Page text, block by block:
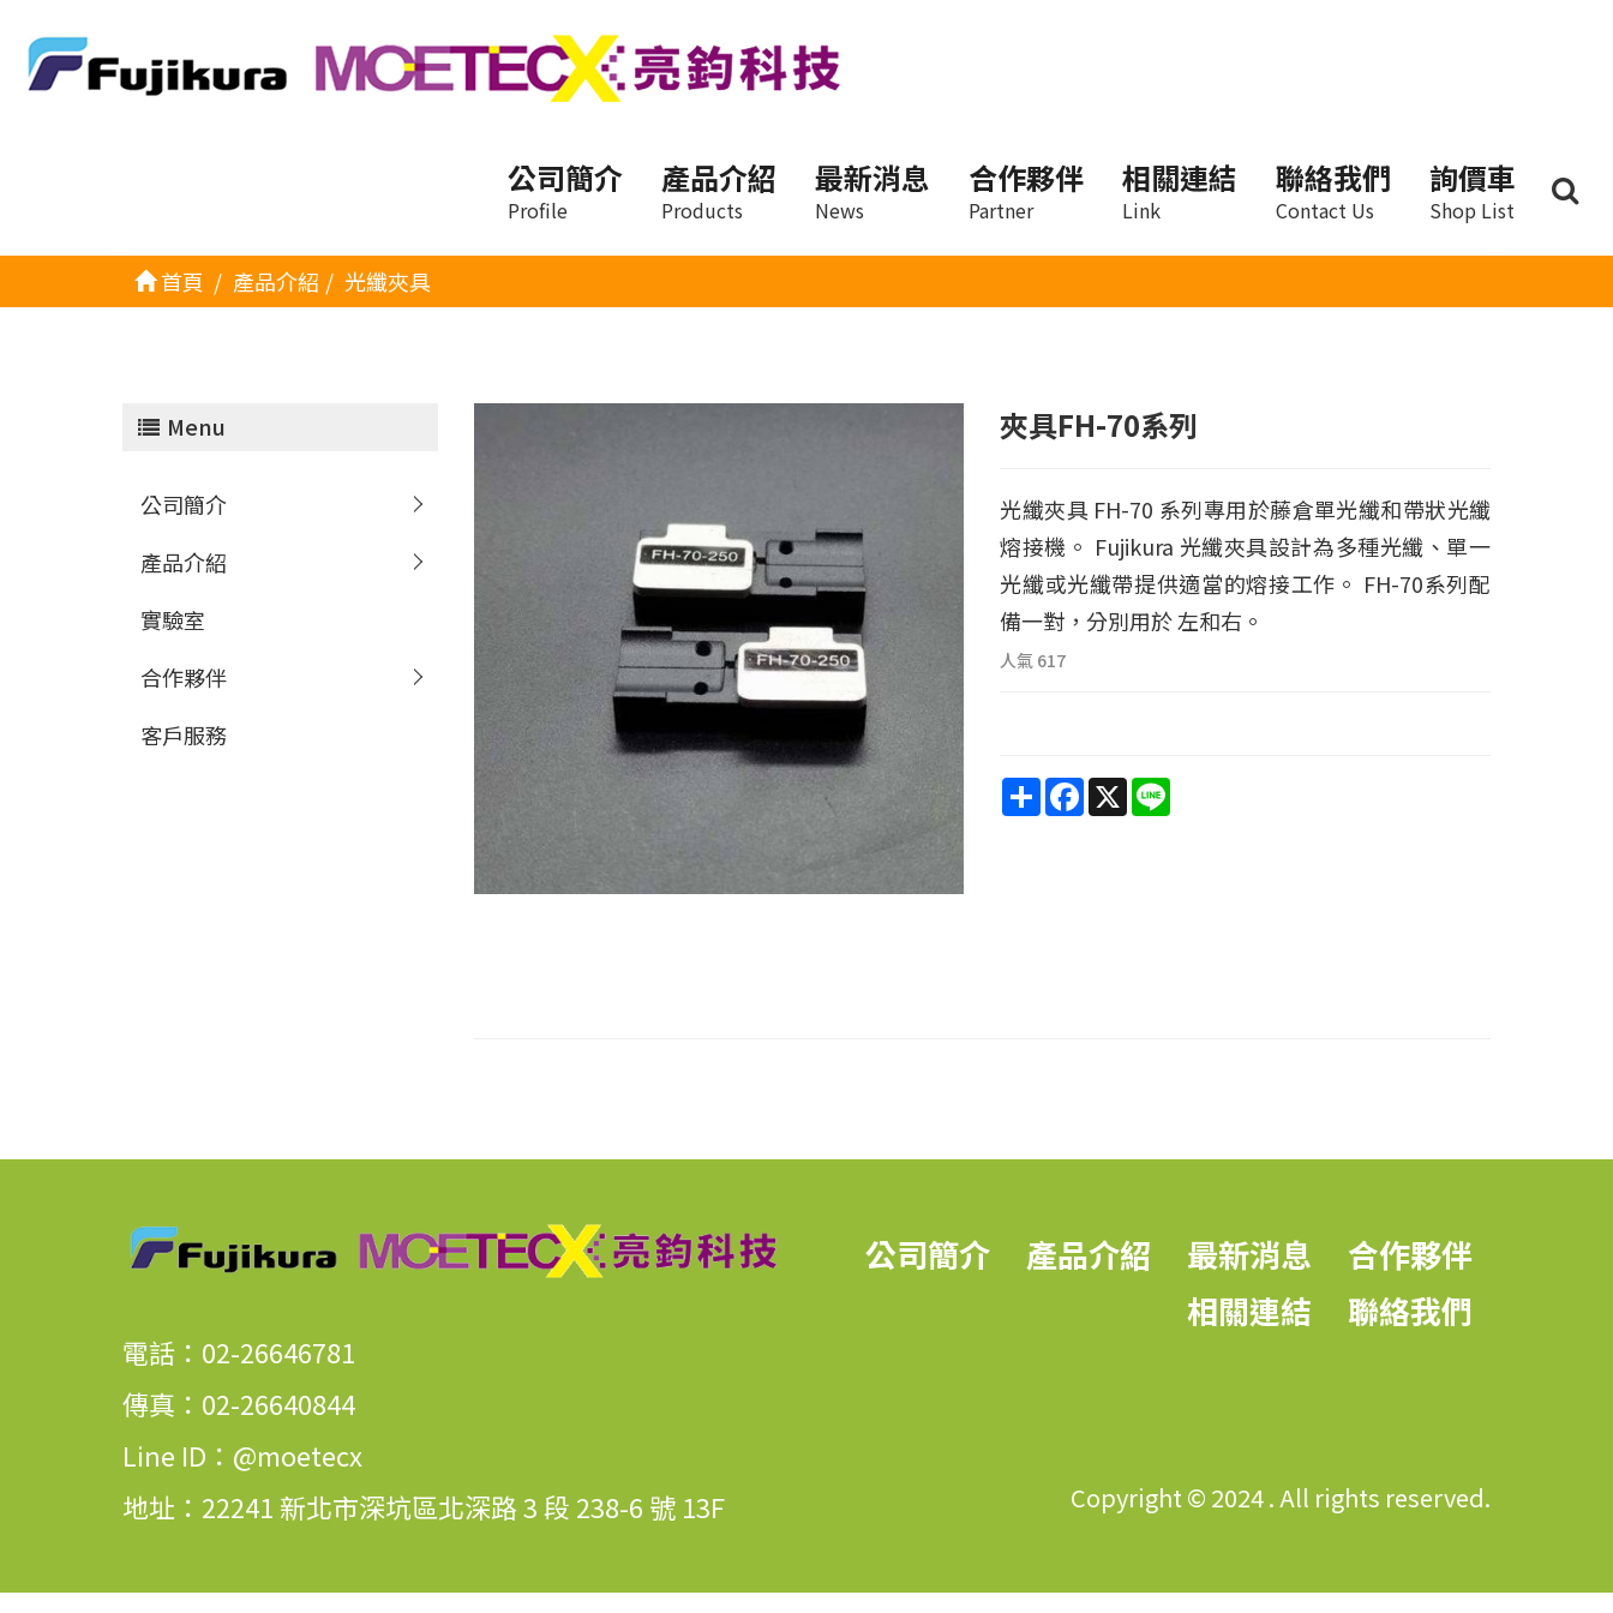
公司簡介
Profile
產品介紹
Products
最新消息
News
合作夥伴
Partner
相關連結
Link
聯絡我們
Contact Us
詢價車
Shop List
首頁 產品介紹 光纖夾具
Menu
公司簡介
產品介紹
實驗室
合作夥伴
客戶服務
夾具FH-70系列
光纖夾具 FH-70 系列專用於藤倉單光纖和帶狀光纖
熔接機。 Fujikura 光纖夾具設計為多種光纖、單一
光纖或光纖帶提供適當的熔接工作。 FH-70系列配
備一對，分別用於 左和右。
人氣 617
Share Facebook
X
電話：02-26646781
傳真：02-26640844
Line ID：@moetecx
地址：22241 新北市深坑區北深路 3 段 238-6 號 13F
公司簡介 產品介紹 最新消息
合作夥伴
相關連結
聯絡我們
Copyright © 2024 . All rights reserved.